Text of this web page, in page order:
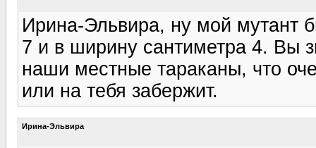
Ирина-Эльвира, ну мой мутант
7 и в ширину сантиметра 4. Вы
наши местные тараканы, что
или на тебя забержит.
Ирина-Эльвира